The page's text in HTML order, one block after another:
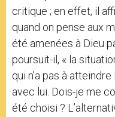
critique ; en effet, il
quand on pense aux
été amenées à Dieu
poursuit-il, « la
qui n’a pas à
avec lui. Dois-je me
été choisi ?